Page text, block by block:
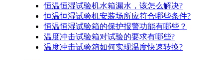
恒温恒湿试验机水箱漏水，该怎么解决?
恒温恒湿试验机安装场所应符合哪些条件?
恒温恒湿试验箱的保护报警功能有哪些？
温度冲击试验箱对试验的要求有哪些?
温度冲击试验箱如何实现温度快速转换?